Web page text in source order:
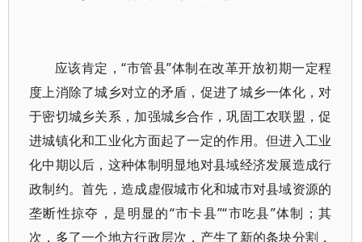
应该肯定，“市管县”体制在改革开放初期一定程
度上消除了城乡对立的矛盾，促进了城乡一体化，对
于密切城乡关系，加强城乡合作，巩固工农联盟，促
进城镇化和工业化方面起了一定的作用。但进入工业
化中期以后，这种体制明显地对县域经济发展造成行
政制约。首先，造成虚假城市化和城市对县域资源的
垄断性掠夺，是明显的“市卡县”“市吃县”体制；其
次，多了一个地方行政层次，产生了新的条块分割，